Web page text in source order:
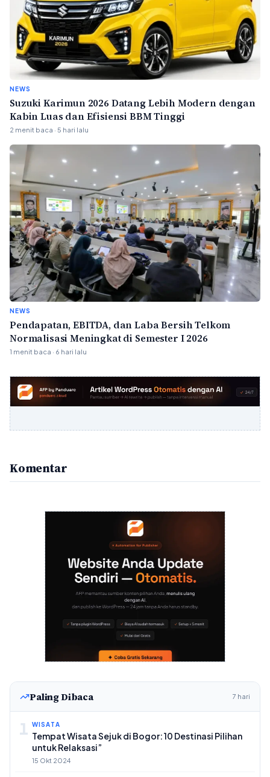
NEWS
Suzuki Karimun 2026 Datang Lebih Modern dengan
Kabin Luas dan Efisiensi BBM Tinggi
2 menit baca · 5 hari lalu
NEWS
Pendapatan, EBITDA, dan Laba Bersih Telkom
Normalisasi Meningkat di Semester I 2026
1 menit baca · 6 hari lalu
Komentar
Paling Dibaca 7 hari
1 WISATA
Tempat Wisata Sejuk di Bogor: 10 Destinasi Pilihan
untuk Relaksasi”
15 Okt 2024